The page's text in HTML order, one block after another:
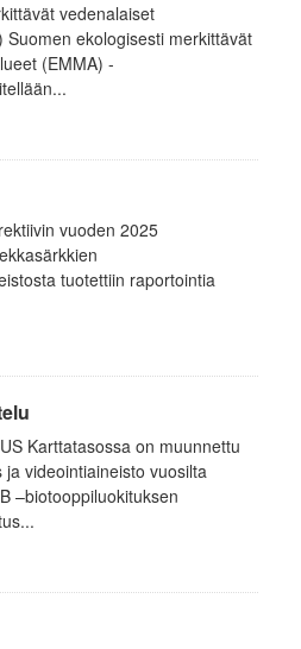
vedenalaiset
Suomen ekologisesti merkittävät
(EMMA) -
vuoden 2025
tuotettiin raportointia
Karttatasossa on muunnettu
videointiaineisto vuosilta
–biotooppiluokituksen